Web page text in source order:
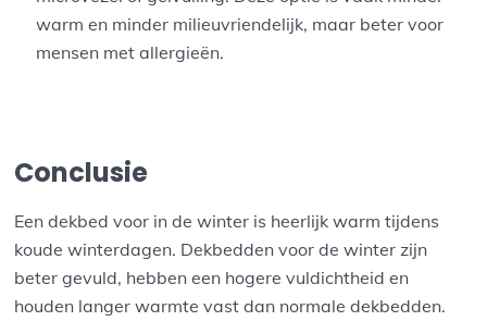
warm en minder milieuvriendelijk, maar beter voor
mensen met allergieën.
Conclusie
Een dekbed voor in de winter is heerlijk warm tijdens
koude winterdagen. Dekbedden voor de winter zijn
beter gevuld, hebben een hogere vuldichtheid en
houden langer warmte vast dan normale dekbedden.